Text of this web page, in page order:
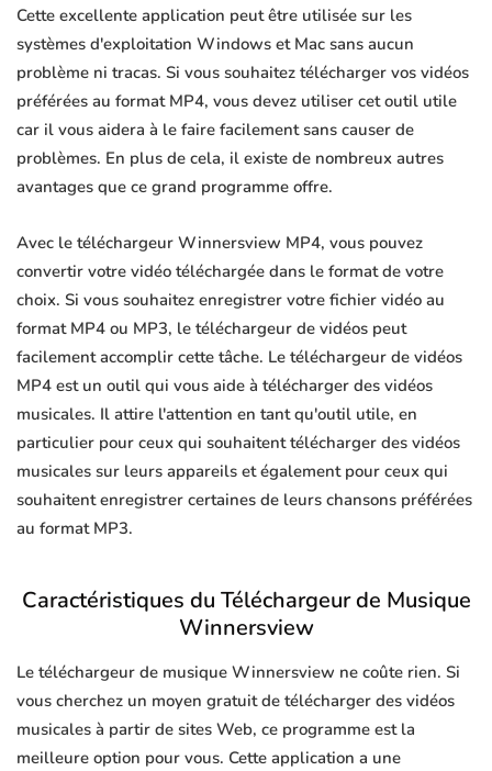
Cette excellente application peut être utilisée sur les
systèmes d'exploitation Windows et Mac sans aucun
problème ni tracas. Si vous souhaitez télécharger vos vidéos
préférées au format MP4, vous devez utiliser cet outil utile
car il vous aidera à le faire facilement sans causer de
problèmes. En plus de cela, il existe de nombreux autres
avantages que ce grand programme offre.
Avec le téléchargeur Winnersview MP4, vous pouvez
convertir votre vidéo téléchargée dans le format de votre
choix. Si vous souhaitez enregistrer votre fichier vidéo au
format MP4 ou MP3, le téléchargeur de vidéos peut
facilement accomplir cette tâche. Le téléchargeur de vidéos
MP4 est un outil qui vous aide à télécharger des vidéos
musicales. Il attire l'attention en tant qu'outil utile, en
particulier pour ceux qui souhaitent télécharger des vidéos
musicales sur leurs appareils et également pour ceux qui
souhaitent enregistrer certaines de leurs chansons préférées
au format MP3.
Caractéristiques du Téléchargeur de Musique
Winnersview
Le téléchargeur de musique Winnersview ne coûte rien. Si
vous cherchez un moyen gratuit de télécharger des vidéos
musicales à partir de sites Web, ce programme est la
meilleure option pour vous. Cette application a une